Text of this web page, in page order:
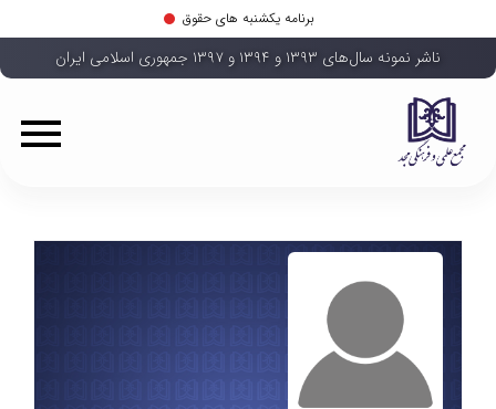
برنامه یکشنبه های حقوق
ناشر نمونه سال‌های ۱۳۹۳ و ۱۳۹۴ و ۱۳۹۷ جمهوری اسلامی ایران